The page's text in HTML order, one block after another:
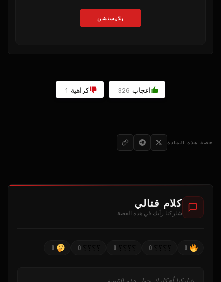
بلايستشن
اعجاب 326 كراهية 1
حصة هذه المادة
كلام قتالي
شاركنا رأيك في هذه القصة
0
0
0
0
0